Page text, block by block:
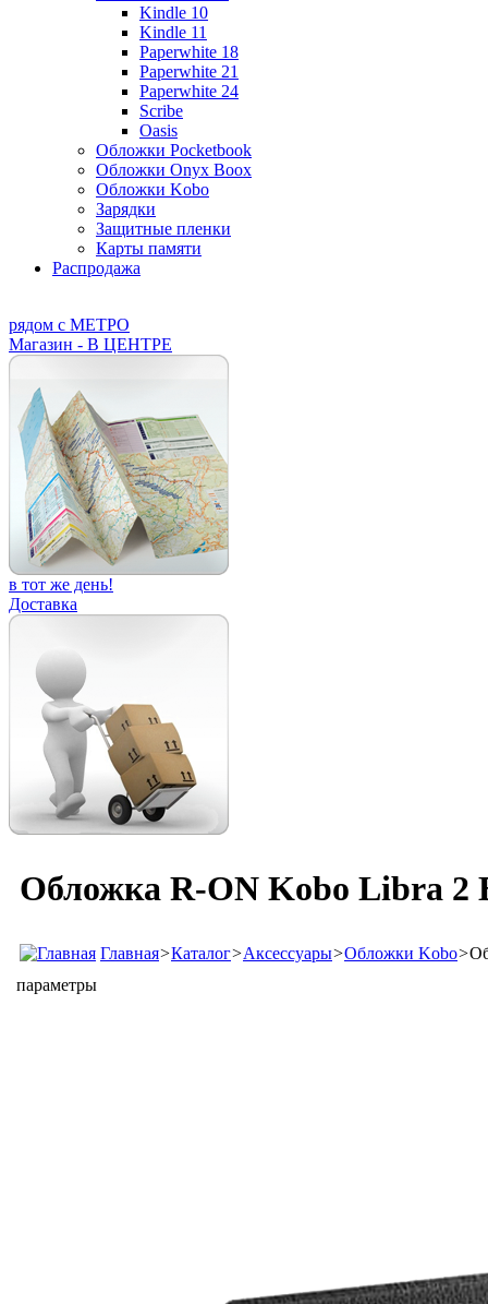
Kindle 10
Kindle 11
Paperwhite 18
Paperwhite 21
Paperwhite 24
Scribe
Oasis
Обложки Pocketbook
Обложки Onyx Boox
Обложки Kobo
Зарядки
Защитные пленки
Карты памяти
Распродажа
рядом с МЕТРО
Магазин - В ЦЕНТРЕ
в тот же день!
Доставка
Обложка R-ON Kobo Libra 2
Главная>Каталог>Аксессуары>Обложки Kobo>
параметры